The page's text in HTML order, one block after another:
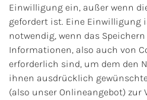
Einwilligung ein, außer wenn
gefordert ist. Eine Einwilligung
notwendig, wenn das
Informationen, also auch von
erforderlich sind, um dem den
ihnen ausdrücklich
(also unser Onlineangebot) zur